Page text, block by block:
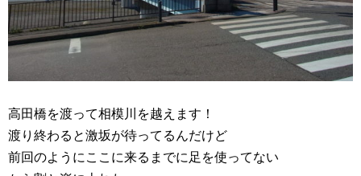
高田橋を渡って相模川を越えます！
渡り終わると激坂が待ってるんだけど
前回のようにここに来るまでに足を使ってない